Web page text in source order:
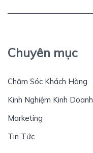
Chuyên mục
Chăm Sóc Khách Hàng
Kinh Nghiệm Kinh Doanh
Marketing
Tin Tức